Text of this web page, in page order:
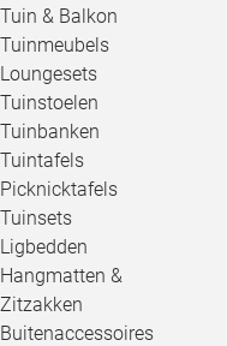
Tuin & Balkon
Tuinmeubels
Loungesets
Tuinstoelen
Tuinbanken
Tuintafels
Picknicktafels
Tuinsets
Ligbedden
Hangmatten &
Zitzakken
Buitenaccessoires